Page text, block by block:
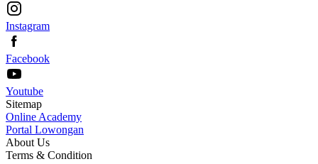
Instagram
Facebook
Youtube
Sitemap
Online Academy
Portal Lowongan
About Us
Terms & Condition